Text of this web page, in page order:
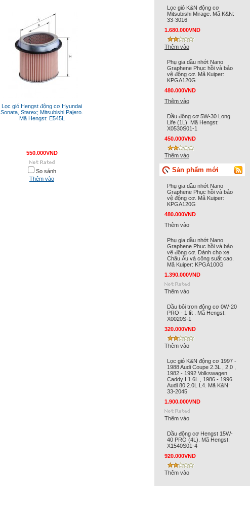
Lọc gió Hengst động cơ Hyundai
Sonata, Starex; Mitsubishi Pajero.
Mã Hengst: E545L
550.000VND
So sánh
Thêm vào
Lọc gió K&N động cơ
Mitsubishi Mirage. Mã K&N:
33-3016
1.680.000VND
Thêm vào
Phụ gia dầu nhớt Nano
Graphene Phục hồi và bảo
vệ động cơ. Mã Kuiper:
KPGA120G
480.000VND
Thêm vào
Dầu động cơ 5W-30 Long
Life (1L). Mã Hengst:
X0530S01-1
450.000VND
Thêm vào
Sản phẩm mới
Phụ gia dầu nhớt Nano
Graphene Phục hồi và bảo
vệ động cơ. Mã Kuiper:
KPGA120G
480.000VND
Thêm vào
Phụ gia dầu nhớt Nano
Graphene Phục hồi và bảo
vệ động cơ. Dành cho xe
Châu Âu và công suất cao.
Mã Kuiper: KPGA100G
1.390.000VND
Thêm vào
Dầu bôi trơn động cơ 0W-20
PRO - 1 lít . Mã Hengst:
X0020S-1
320.000VND
Thêm vào
Lọc gió K&N động cơ 1997 -
1988 Audi Coupe 2.3L , 2,0 ,
1982 - 1992 Volkswagen
Caddy I 1.6L , 1986 - 1996
Audi 80 2.0L L4. Mã K&N:
33-2045
1.900.000VND
Thêm vào
Dầu động cơ Hengst 15W-
40 PRO (4L). Mã Hengst:
X1540S01-4
920.000VND
Thêm vào